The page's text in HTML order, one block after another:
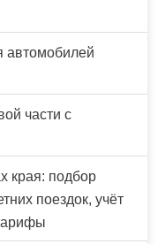
автомобилей
части с
края: подбор
поездок, учёт